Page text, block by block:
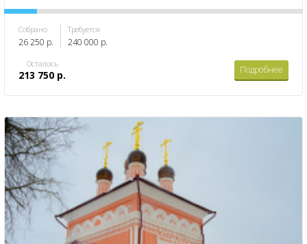
Собрано
26 250 р.
Требуется
240 000 р.
Осталось
213 750 р. Подробнее